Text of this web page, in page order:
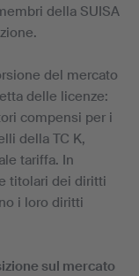
della SUISA
del mercato
delle licenze:
compensi per i
della TC K,
tariffa. In
titolari dei diritti
i loro diritti
sul mercato